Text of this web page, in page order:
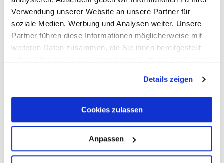
Verwendung unserer Website an unsere Partner für
soziale Medien, Werbung und Analysen weiter. Unsere
Partner führen diese Informationen möglicherweise mit
weiteren Daten zusammen, die Sie ihnen bereitgestellt
Details zeigen
Cookies zulassen
Anpassen
© Hegemann´s online_marketing
Ontmoetingsplaats Burg